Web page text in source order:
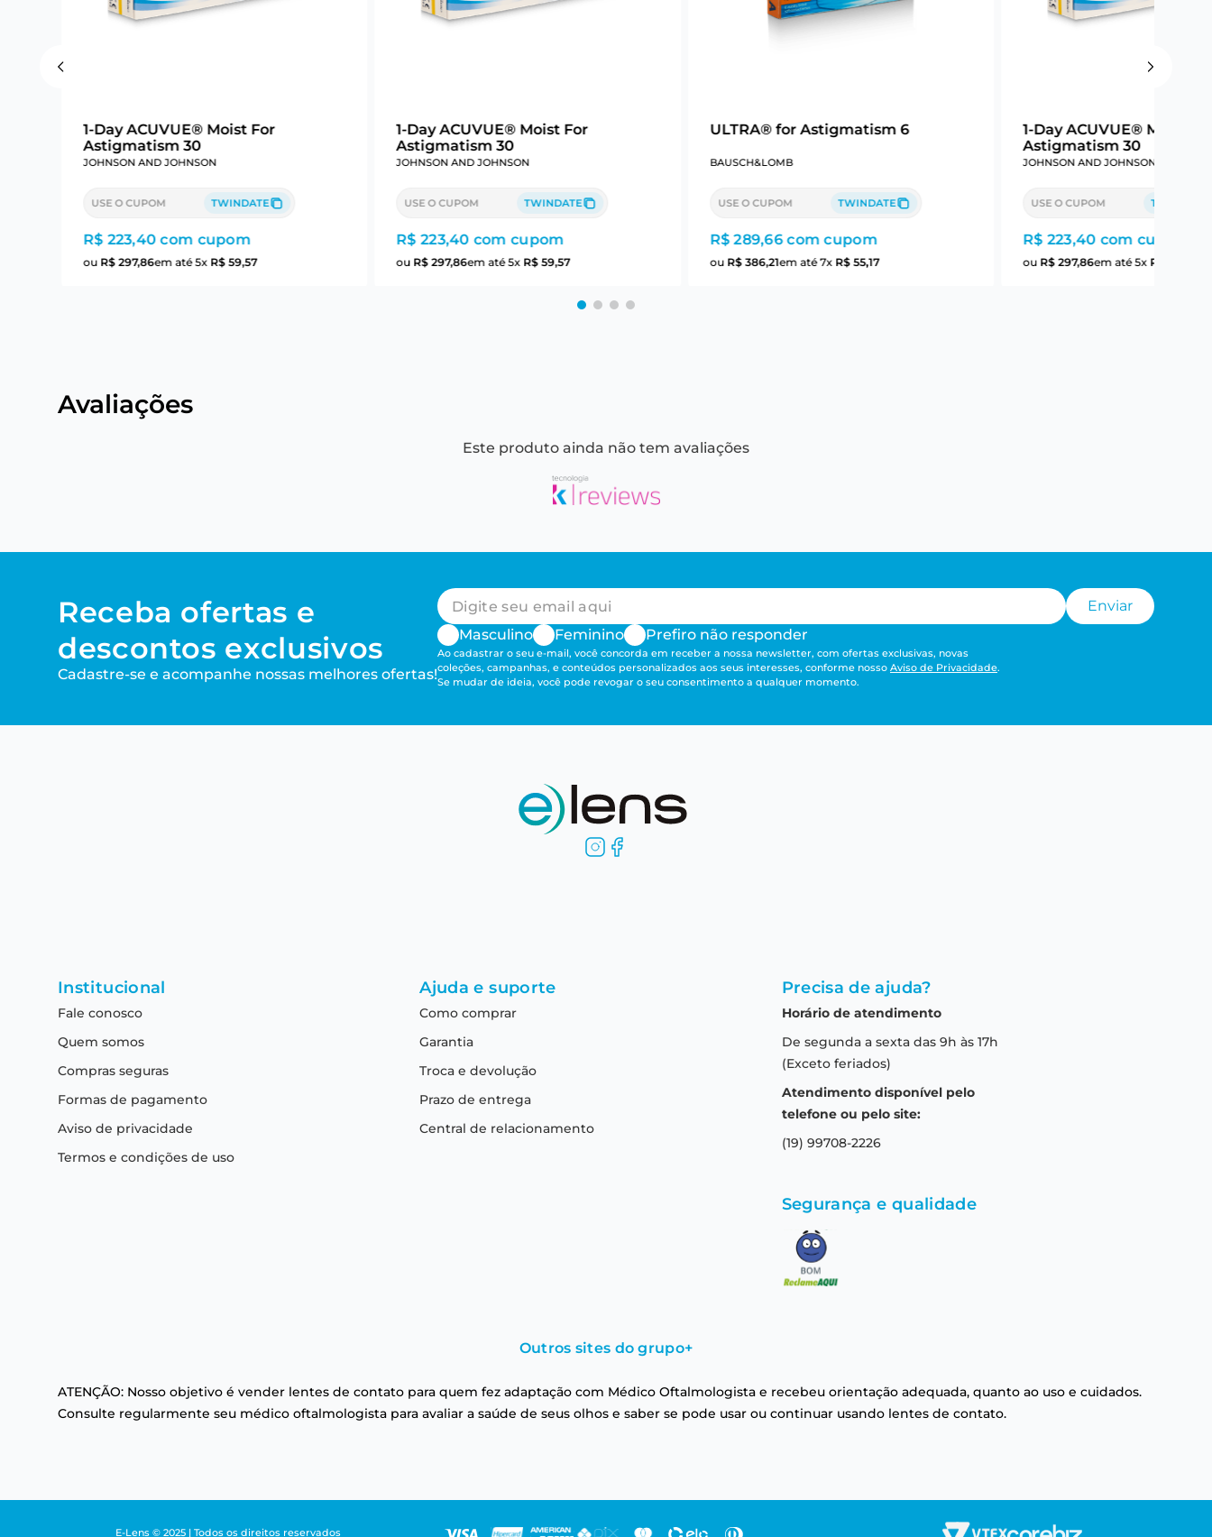
1-Day ACUVUE® Moist For
Astigmatism 30
JOHNSON AND JOHNSON
USE O CUPOM TWINDATE
R$ 223,40 com cupom
ou R$ 297,86em até5x R$ 59,57
1-Day ACUVUE® Moist For
Astigmatism 30
JOHNSON AND JOHNSON
USE O CUPOM TWINDATE
R$ 223,40 com cupom
ou R$ 297,86em até5x R$ 59,57
ULTRA® for Astigmatism 6
BAUSCH&LOMB
USE O CUPOM TWINDATE
R$ 289,66com cupom
ou R$ 386,21em até7x R$ 55,17
1-Day ACUVUE® Moist
Astigmatism 30
JOHNSON AND JOHNSON
USE O CUPOM TWINDATE
R$ 223,40 com cupom
ou R$ 297,86em até5x R$
Avaliações
Este produto ainda não tem avaliações
Receba ofertas e
descontos exclusivos
Cadastre-se e acompanhe nossas melhores ofertas!
Enviar
Masculino
Feminino Prefiro não responder
Ao cadastrar o seu e-mail, você concorda em receber a nossa newsletter, com ofertas exclusivas, novas
coleções, campanhas, e conteúdos personalizados aos seus interesses, conforme nosso Aviso de Privacidade.
Se mudar de ideia, você pode revogar o seu consentimento a qualquer momento.
Institucional
Fale conosco
Quem somos
Compras seguras
Formas de pagamento
Aviso de privacidade
Termos e condições de uso
Ajuda e suporte
Como comprar
Garantia
Troca e devolução
Prazo de entrega
Central de relacionamento
Precisa de ajuda?
Horário de atendimento
De segunda a sexta das 9h às 17h
(Exceto feriados)
Atendimento disponível pelo
telefone ou pelo site:
(19) 99708-2226
Segurança e qualidade
Outros sites do grupo+
ATENÇÃO: Nosso objetivo é vender lentes de contato para quem fez adaptação com Médico Oftalmologista e recebeu orientação adequada, quanto ao uso e cuidados.
Consulte regularmente seu médico oftalmologista para avaliar a saúde de seus olhos e saber se pode usar ou continuar usando lentes de contato.
E-Lens © 2025 | Todos os direitos reservados